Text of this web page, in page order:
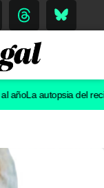
La autopsia del recién